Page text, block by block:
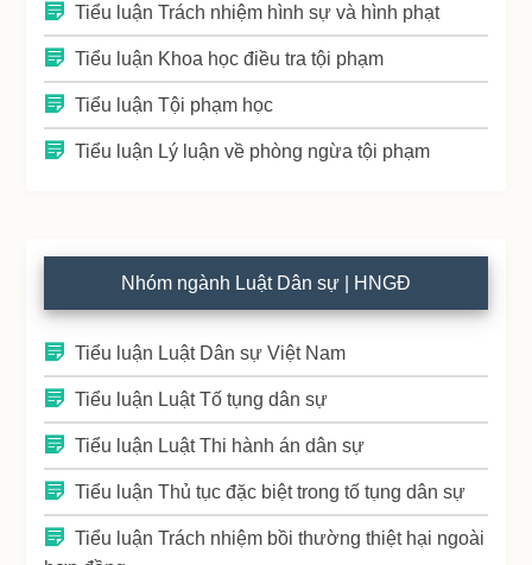
Tiểu luận Trách nhiệm hình sự và hình phạt
Tiểu luận Khoa học điều tra tội phạm
Tiểu luận Tội phạm học
Tiểu luận Lý luận về phòng ngừa tội phạm
Nhóm ngành Luật Dân sự | HNGĐ
Tiểu luận Luật Dân sự Việt Nam
Tiểu luận Luật Tố tụng dân sự
Tiểu luận Luật Thi hành án dân sự
Tiểu luận Thủ tục đặc biệt trong tố tụng dân sự
Tiểu luận Trách nhiệm bồi thường thiệt hại ngoài